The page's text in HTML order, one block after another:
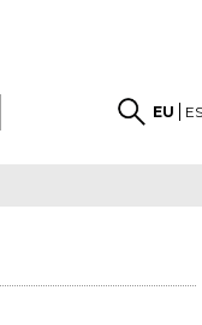
EU